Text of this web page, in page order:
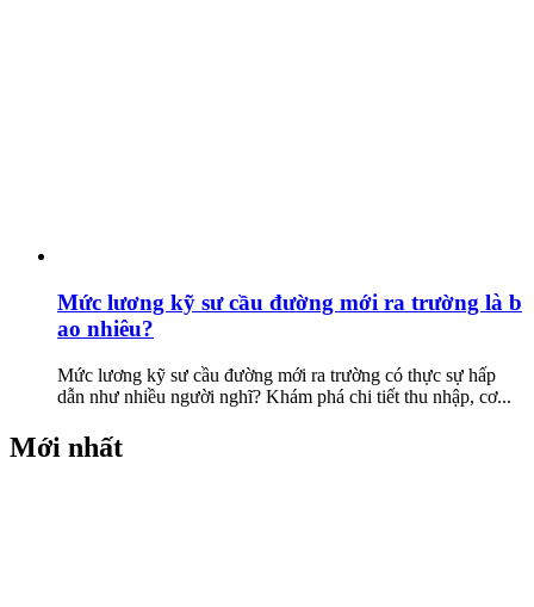
Mức lương kỹ sư cầu đường mới ra trường là b
ao nhiêu?
Mức lương kỹ sư cầu đường mới ra trường có thực sự hấp
dẫn như nhiều người nghĩ? Khám phá chi tiết thu nhập, cơ...
Mới nhất